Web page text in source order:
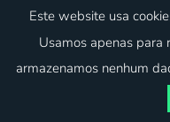
Contactos
Política de
Livro de
Este website usa
Usamos apenas para
armazenamos nenhum